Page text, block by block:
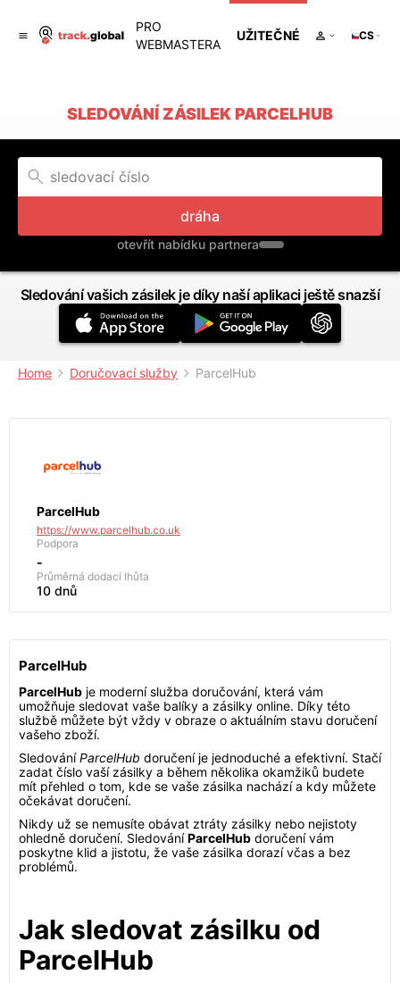
PRO
WEBMASTERA
UŽITEČNÉ CS
SLEDOVÁNÍ ZÁSILEK PARCELHUB
dráha
otevřít nabídku partnera
Sledování vašich zásilek je díky naší aplikaci ještě snazší
Home Doručovací služby ParcelHub
ParcelHub
https://www.parcelhub.co.uk
Podpora
-
Průměrná dodací lhůta
10 dnů
ParcelHub
ParcelHub je moderní služba doručování, která vám
umožňuje sledovat vaše balíky a zásilky online. Díky této
službě můžete být vždy v obraze o aktuálním stavu doručení
vašeho zboží.
SledováníParcelHub doručení je jednoduché a efektivní. Stačí
zadat číslo vaší zásilky a během několika okamžiků budete
mít přehled o tom, kde se vaše zásilka nachází a kdy můžete
očekávat doručení.
Nikdy už se nemusíte obávat ztráty zásilky nebo nejistoty
ohledně doručení. SledováníParcelHub doručení vám
poskytne klid a jistotu, že vaše zásilka dorazí včas a bez
problémů.
Jak sledovat zásilku od
ParcelHub